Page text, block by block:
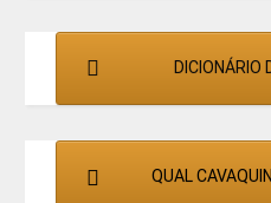
DICIONÁRIO
QUAL